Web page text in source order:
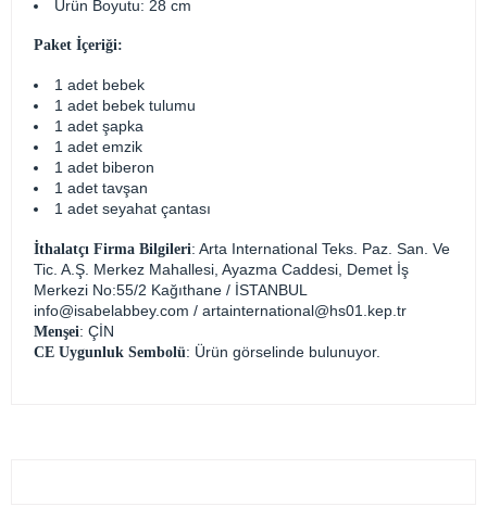
Ürün Boyutu: 28 cm
Paket İçeriği:
1 adet bebek
1 adet bebek tulumu
1 adet şapka
1 adet emzik
1 adet biberon
1 adet tavşan
1 adet seyahat çantası
İthalatçı Firma Bilgileri: Arta International Teks. Paz. San. Ve
Tic. A.Ş. Merkez Mahallesi, Ayazma Caddesi, Demet İş
Merkezi No:55/2 Kağıthane / İSTANBUL
info@isabelabbey.com / artainternational@hs01.kep.tr
Menşei: ÇİN
CE Uygunluk Sembolü: Ürün görselinde bulunuyor.